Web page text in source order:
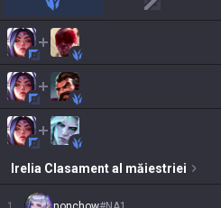
jungle mid
Irelia Clasament al măiestriei